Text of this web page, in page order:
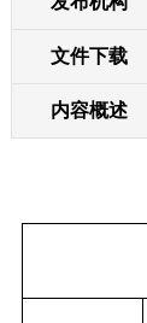
文件下载
内容概述